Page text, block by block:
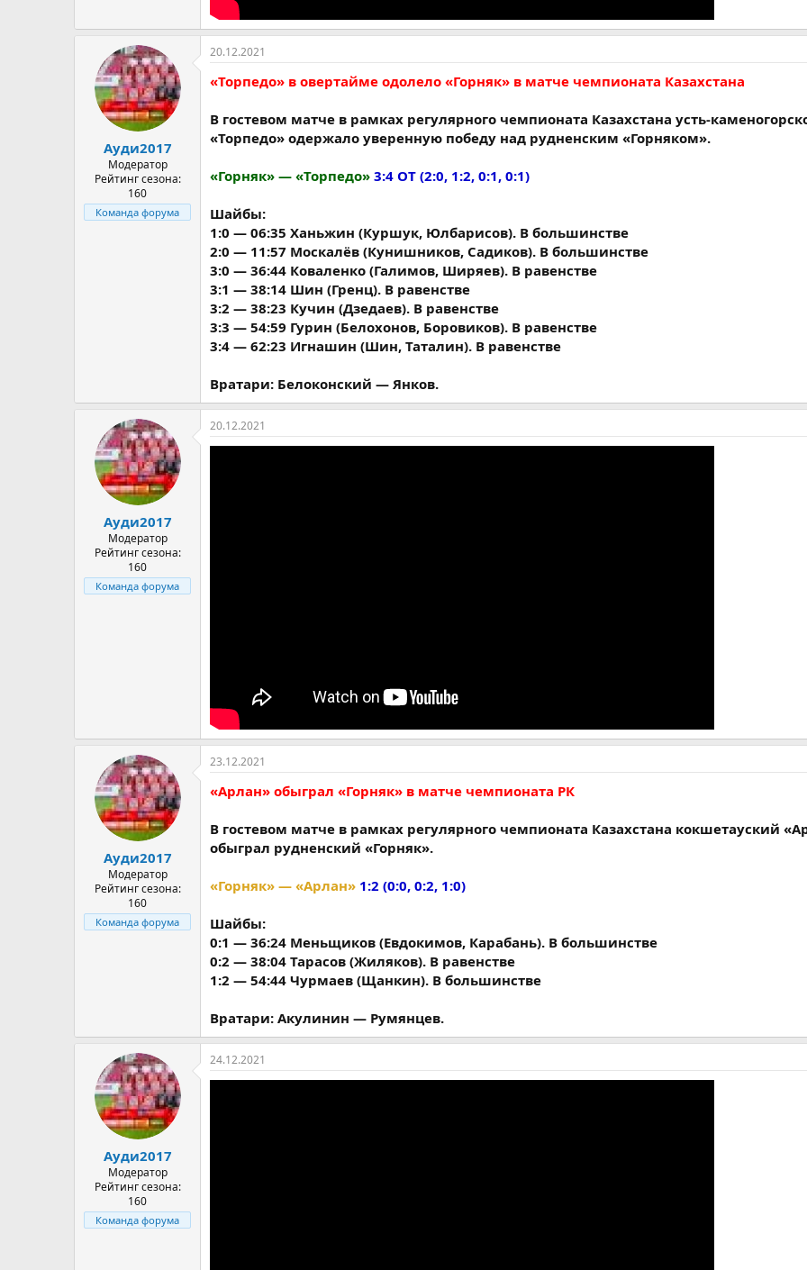
Ауди2017
Модератор
Рейтинг сезона:
160
Команда форума
20.12.2021
«Торпедо» в овертайме одолело «Горняк» в матче чемпионата Казахстана
В гостевом матче в рамках регулярного чемпионата Казахстана усть-
«Торпедо» одержало уверенную победу над рудненским «Горняком».
«Горняк» — «Торпедо» 3:4 ОТ (2:0, 1:2, 0:1, 0:1)
Шайбы:
1:0 — 06:35 Ханьжин (Куршук, Юлбарисов). В большинстве
2:0 — 11:57 Москалёв (Кунишников, Садиков). В большинстве
3:0 — 36:44 Коваленко (Галимов, Ширяев). В равенстве
3:1 — 38:14 Шин (Гренц). В равенстве
3:2 — 38:23 Кучин (Дзедаев). В равенстве
3:3 — 54:59 Гурин (Белохонов, Боровиков). В равенстве
3:4 — 62:23 Игнашин (Шин, Таталин). В равенстве
Вратари: Белоконский — Янков.
Ауди2017
Модератор
Рейтинг сезона:
160
Команда форума
20.12.2021
Ауди2017
Модератор
Рейтинг сезона:
160
Команда форума
23.12.2021
«Арлан» обыграл «Горняк» в матче чемпионата РК
В гостевом матче в рамках регулярного чемпионата Казахстана кокшетауский
обыграл рудненский «Горняк».
«Горняк» — «Арлан» 1:2 (0:0, 0:2, 1:0)
Шайбы:
0:1 — 36:24 Меньщиков (Евдокимов, Карабань). В большинстве
0:2 — 38:04 Тарасов (Жиляков). В равенстве
1:2 — 54:44 Чурмаев (Щанкин). В большинстве
Вратари: Акулинин — Румянцев.
Ауди2017
Модератор
Рейтинг сезона:
160
Команда форума
24.12.2021